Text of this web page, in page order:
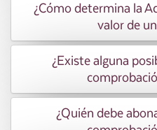
¿Cómo determina la
valor de
¿Existe alguna
¿Quién debe